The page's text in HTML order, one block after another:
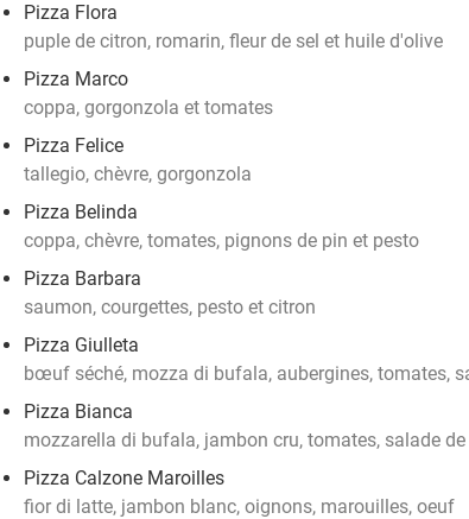
Pizza Flora
puple de citron, romarin, fleur de sel et huile d'olive
Pizza Marco
coppa, gorgonzola et tomates
Pizza Felice
tallegio, chèvre, gorgonzola
Pizza Belinda
coppa, chèvre, tomates, pignons de pin et pesto
Pizza Barbara
saumon, courgettes, pesto et citron
Pizza Giulleta
bœuf séché, mozza di bufala, aubergines, tomates,
Pizza Bianca
mozzarella di bufala, jambon cru, tomates, salade
Pizza Calzone Maroilles
fior di latte, jambon blanc, oignons, marouilles, oeuf